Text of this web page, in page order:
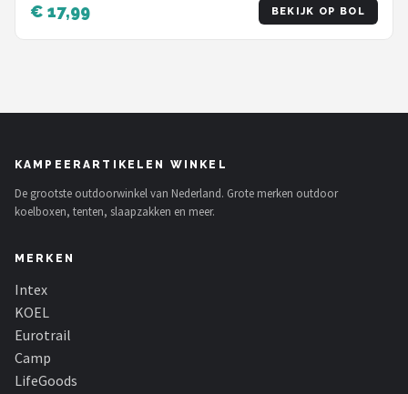
€ 17,99 BEKIJK OP BOL
KAMPEERARTIKELEN WINKEL
De grootste outdoorwinkel van Nederland. Grote merken outdoor
koelboxen, tenten, slaapzakken en meer.
MERKEN
Intex
KOEL
Eurotrail
Camp
LifeGoods